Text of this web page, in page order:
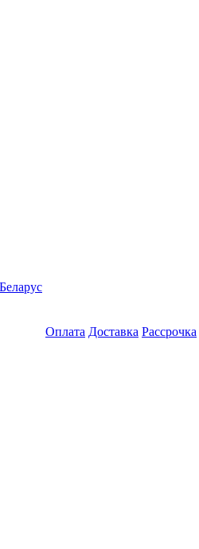
Оплата Доставка Рассрочка